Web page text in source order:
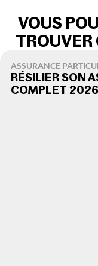
VOUS
TROUVER
ASSURANCE
RÉSILIER SON
COMPLET